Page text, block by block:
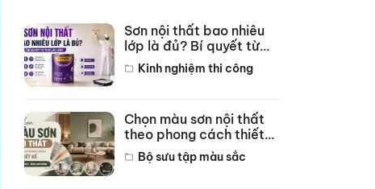
Sơn nội thất bao nhiêu
lớp là đủ? Bí quyết từ
thợ lâu năm
Kinh nghiệm thi công
Chọn màu sơn nội thất
theo phong cách thiết
kế hot năm 2026
Bộ sưu tập màu sắc